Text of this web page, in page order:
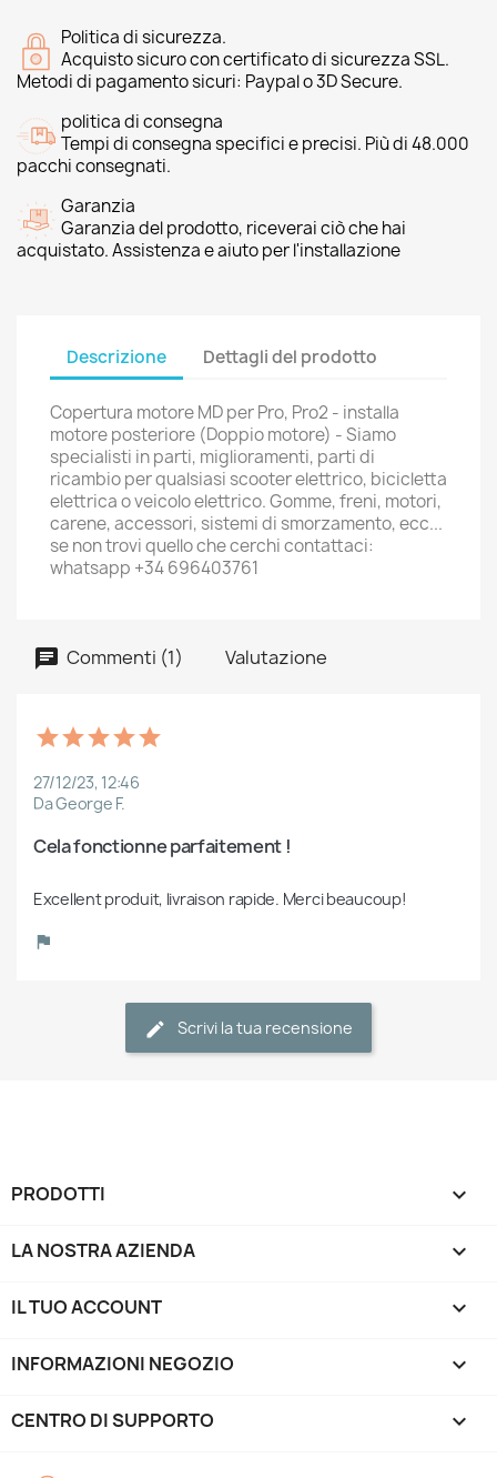
Politica di sicurezza.
Acquisto sicuro con certificato di sicurezza SSL.
Metodi di pagamento sicuri: Paypal o 3D Secure.
politica di consegna
Tempi di consegna specifici e precisi. Più di 48.000
pacchi consegnati.
Garanzia
Garanzia del prodotto, riceverai ciò che hai
acquistato. Assistenza e aiuto per l'installazione
Descrizione Dettagli del prodotto
Copertura motore MD per Pro, Pro2 - installa
motore posteriore (Doppio motore) - Siamo
specialisti in parti, miglioramenti, parti di
ricambio per qualsiasi scooter elettrico, bicicletta
elettrica o veicolo elettrico. Gomme, freni, motori,
carene, accessori, sistemi di smorzamento, ecc...
se non trovi quello che cerchi contattaci:
whatsapp +34 696403761
Commenti (1) Valutazione
27/12/23, 12:46
Da George F.
Cela fonctionne parfaitement !
Excellent produit, livraison rapide. Merci beaucoup!
Scrivi la tua recensione
PRODOTTI 
LA NOSTRA AZIENDA 
IL TUO ACCOUNT 
INFORMAZIONI NEGOZIO keyboard_arrow_down
CENTRO DI SUPPORTO 